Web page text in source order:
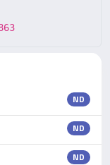
ND
ND
ND